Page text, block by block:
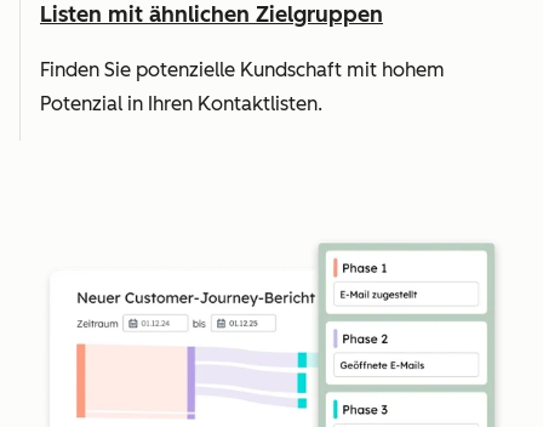
Listen mit ähnlichen Zielgruppen
Finden Sie potenzielle Kundschaft mit hohem
Potenzial in Ihren Kontaktlisten.